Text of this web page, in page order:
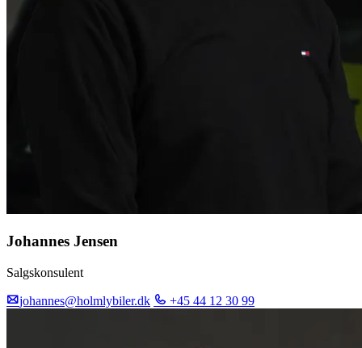
Johannes Jensen
Salgskonsulent
johannes@holmlybiler.dk +45 44 12 30 99